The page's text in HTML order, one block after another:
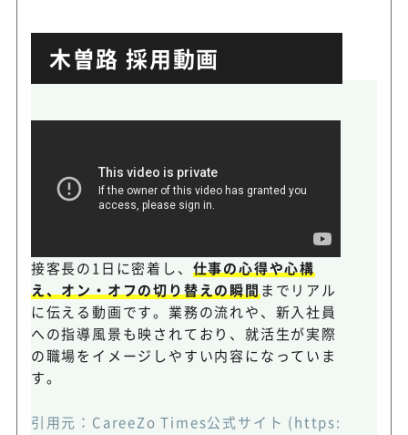
木曽路 採用動画
接客長の1日に密着し、 仕事の心得や心構
え、オン・オフの切り替えの瞬間 までリアル
に伝える動画です。業務の流れや、新入社員
への指導風景も映されており、就活生が実際
の職場をイメージしやすい内容になっていま
す。
引用元： CareeZo Times公式サイト (https://